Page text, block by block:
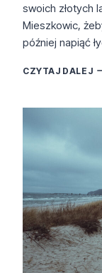
swoich złotych
Mieszkowic,
później napiąć
CZYTAJ DALEJ